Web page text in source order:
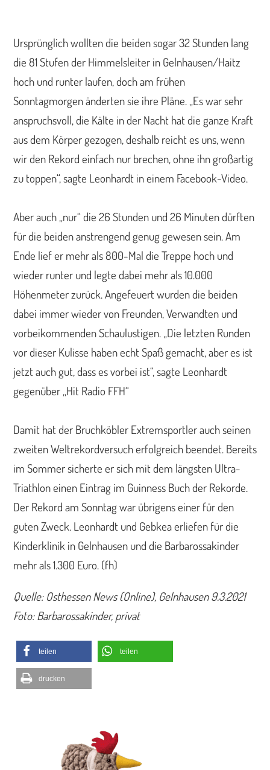
Ursprünglich wollten die beiden sogar 32 Stunden lang
die 81 Stufen der Himmelsleiter in Gelnhausen/Haitz
hoch und runter laufen, doch am frühen
Sonntagmorgen änderten sie ihre Pläne. „Es war sehr
anspruchsvoll, die Kälte in der Nacht hat die ganze Kraft
aus dem Körper gezogen, deshalb reicht es uns, wenn
wir den Rekord einfach nur brechen, ohne ihn großartig
zu toppen“, sagte Leonhardt in einem Facebook-Video.
Aber auch „nur“ die 26 Stunden und 26 Minuten dürften
für die beiden anstrengend genug gewesen sein. Am
Ende lief er mehr als 800-Mal die Treppe hoch und
wieder runter und legte dabei mehr als 10.000
Höhenmeter zurück. Angefeuert wurden die beiden
dabei immer wieder von Freunden, Verwandten und
vorbeikommenden Schaulustigen. „Die letzten Runden
vor dieser Kulisse haben echt Spaß gemacht, aber es ist
jetzt auch gut, dass es vorbei ist“, sagte Leonhardt
gegenüber „Hit Radio FFH“
Damit hat der Bruchköbler Extremsportler auch seinen
zweiten Weltrekordversuch erfolgreich beendet. Bereits
im Sommer sicherte er sich mit dem längsten Ultra-
Triathlon einen Eintrag im Guinness Buch der Rekorde.
Der Rekord am Sonntag war übrigens einer für den
guten Zweck. Leonhardt und Gebkea erliefen für die
Kinderklinik in Gelnhausen und die Barbarossakinder
mehr als 1.300 Euro. (fh)
Quelle: Osthessen News (Online), Gelnhausen 9.3.2021
Foto: Barbarossakinder, privat
teilen teilen
drucken